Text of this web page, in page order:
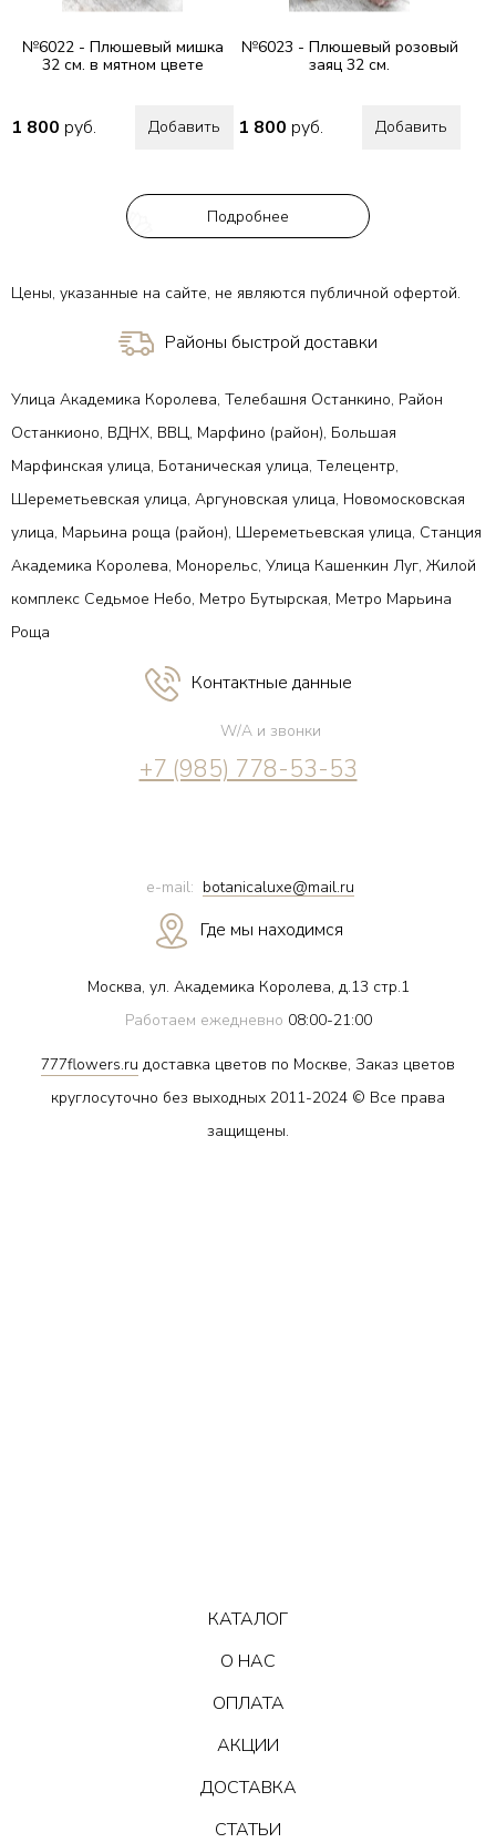
№6022 - Плюшевый мишка
32 см. в мятном цвете
1 800 руб. Добавить
№6023 - Плюшевый розовый
заяц 32 см.
1 800 руб. Добавить
Подробнее
Цены, указанные на сайте, не являются публичной офертой.
Районы быстрой доставки
Улица Академика Королева, Телебашня Останкино, Район
Останкионо, ВДНХ, ВВЦ, Марфино (район), Большая
Марфинская улица, Ботаническая улица, Телецентр,
Шереметьевская улица, Аргуновская улица, Новомосковская
улица, Марьина роща (район), Шереметьевская улица, Станция
Академика Королева, Монорельс, Улица Кашенкин Луг, Жилой
комплекс Седьмое Небо, Метро Бутырская, Метро Марьина
Роща
Контактные данные
W/A и звонки
+7 (985) 778-53-53
e-mail: botanicaluxe@mail.ru
Где мы находимся
Москва, ул. Академика Королева, д.13 стр.1
Работаем ежедневно 08:00-21:00
777flowers.ru доставка цветов по Москве, Заказ цветов
круглосуточно без выходных 2011-2024 © Все права
защищены.
КАТАЛОГ
О НАС
ОПЛАТА
АКЦИИ
ДОСТАВКА
СТАТЬИ